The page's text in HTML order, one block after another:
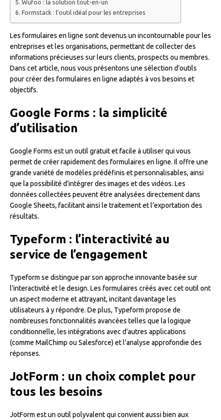
Wufoo : la solution tout-en-un
Formstack : l’outil idéal pour les entreprises
Les formulaires en ligne sont devenus un incontournable pour les
entreprises et les organisations, permettant de collecter des
informations précieuses sur leurs clients, prospects ou membres.
Dans cet article, nous vous présentons une sélection d’outils
pour créer des formulaires en ligne adaptés à vos besoins et
objectifs.
Google Forms : la simplicité
d’utilisation
Google Forms est un outil gratuit et facile à utiliser qui vous
permet de créer rapidement des formulaires en ligne. Il offre une
grande variété de modèles prédéfinis et personnalisables, ainsi
que la possibilité d’intégrer des images et des vidéos. Les
données collectées peuvent être analysées directement dans
Google Sheets, facilitant ainsi le traitement et l’exportation des
résultats.
Typeform : l’interactivité au
service de l’engagement
Typeform se distingue par son approche innovante basée sur
l’interactivité et le design. Les formulaires créés avec cet outil ont
un aspect moderne et attrayant, incitant davantage les
utilisateurs à y répondre. De plus, Typeform propose de
nombreuses fonctionnalités avancées telles que la logique
conditionnelle, les intégrations avec d’autres applications
(comme MailChimp ou Salesforce) et l’analyse approfondie des
réponses.
JotForm : un choix complet pour
tous les besoins
JotForm est un outil polyvalent qui convient aussi bien aux